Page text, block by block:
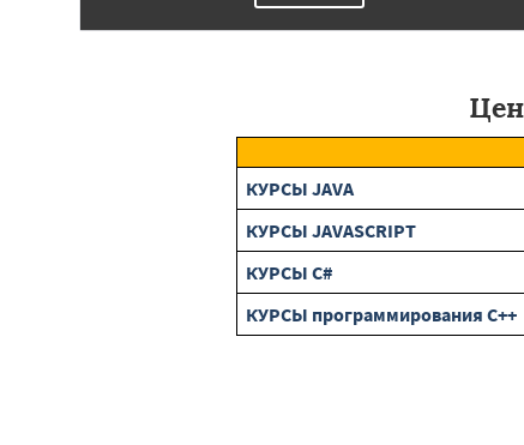
КУРСЫ JAVA
КУРСЫ JAVASCRIPT
КУРСЫ C#
КУРСЫ программирования C++